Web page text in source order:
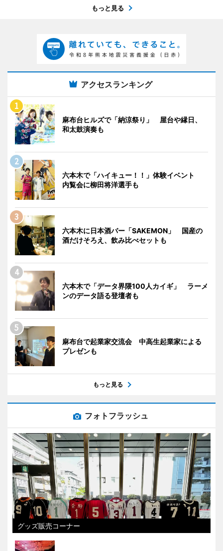
もっと見る
アクセスランキング
麻布台ヒルズで「納涼祭り」 屋台や縁日、
和太鼓演奏も
六本木で「ハイキュー！！」体験イベント
内覧会に柳田将洋選手も
六本木に日本酒バー「SAKEMON」 国産の
酒だけそろえ、飲み比べセットも
六本木で「データ界隈100人カイギ」 ラーメ
ンのデータ語る登壇者も
麻布台で起業家交流会 中高生起業家による
プレゼンも
もっと見る
フォトフラッシュ
グッズ販売コーナー